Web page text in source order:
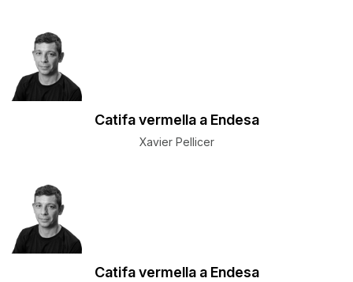
Catifa vermella a Endesa
Xavier Pellicer
Catifa vermella a Endesa